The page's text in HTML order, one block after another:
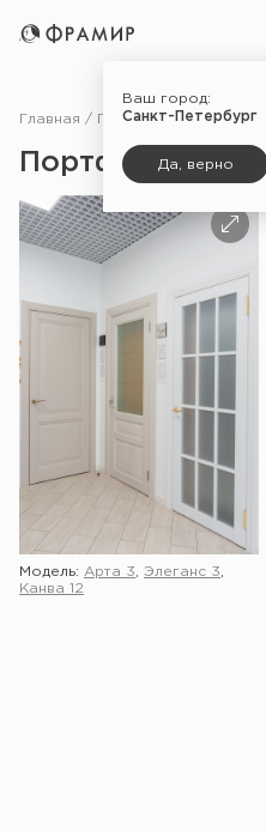
Ваш город:
Санкт-Петербург
Да, верно
Главная Портфолио
Портфолио
Модель: Арта 3 Элеганс 3
Канва 12